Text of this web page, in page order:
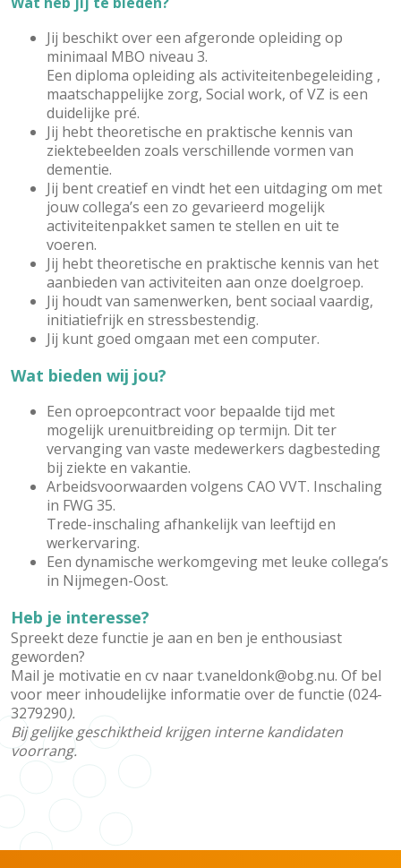
Jij beschikt over een afgeronde opleiding op
minimaal MBO niveau 3.
Een diploma opleiding als activiteitenbegeleiding ,
maatschappelijke zorg, Social work, of VZ is een
duidelijke pré.
Jij hebt theoretische en praktische kennis van
ziektebeelden zoals verschillende vormen van
dementie.
Jij bent creatief en vindt het een uitdaging om met
jouw collega’s een zo gevarieerd mogelijk
activiteitenpakket samen te stellen en uit te
voeren.
Jij hebt theoretische en praktische kennis van het
aanbieden van activiteiten aan onze doelgroep.
Jij houdt van samenwerken, bent sociaal vaardig,
initiatiefrijk en stressbestendig.
Jij kunt goed omgaan met een computer.
Wat bieden wij jou?
Een oproepcontract voor bepaalde tijd met
mogelijk urenuitbreiding op termijn. Dit ter
vervanging van vaste medewerkers dagbesteding
bij ziekte en vakantie.
Arbeidsvoorwaarden volgens CAO VVT. Inschaling
in FWG 35.
Trede-inschaling afhankelijk van leeftijd en
werkervaring.
Een dynamische werkomgeving met leuke collega’s
in Nijmegen-Oost.
Heb je interesse?
Spreekt deze functie je aan en ben je enthousiast
geworden?
Mail je motivatie en cv naar t.vaneldonk@obg.nu. Of bel
voor meer inhoudelijke informatie over de functie (024-
3279290).
Bij gelijke geschiktheid krijgen interne kandidaten
voorrang.